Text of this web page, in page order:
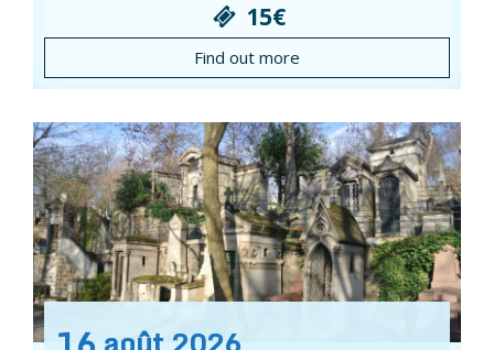
15€
Find out more